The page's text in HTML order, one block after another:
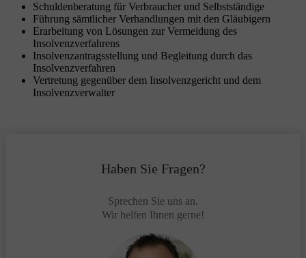
Schuldenberatung für Verbraucher und Selbstständige
Führung sämtlicher Verhandlungen mit den Gläubigern
Erarbeitung von Lösungen zur Vermeidung des
Insolvenzverfahrens
Insolvenzantragsstellung und Begleitung durch das
Insolvenzverfahren
Vertretung gegenüber dem Insolvenzgericht und dem
Insolvenzverwalter
Haben Sie Fragen?
Sprechen Sie uns an.
Wir helfen Ihnen gerne!